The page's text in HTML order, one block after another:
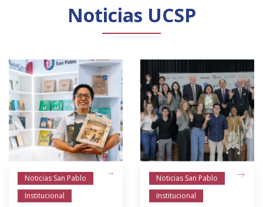
Noticias UCSP
Noticias San Pablo
Institucional
Noticias San Pablo
Institucional